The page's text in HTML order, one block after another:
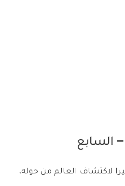
السابع
لاكتشاف العالم من حوله،